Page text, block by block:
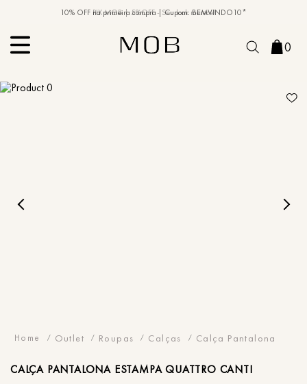
PIX MOB | 5%OFF - Seu look merece!
10% OFF na primeira compra | Cupom: BEMVINDO10*
0
Outlet Roupas Calças Calça Pantalona
CALÇA PANTALONA ESTAMPA QUATTRO CANTI